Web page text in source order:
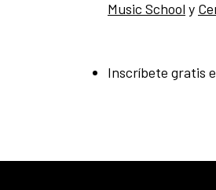
Music School y
Inscríbete gratis